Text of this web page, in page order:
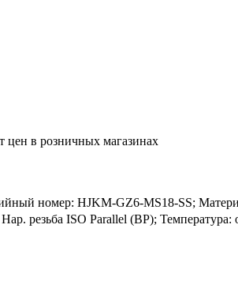
цен в розничных магазинах
номер: HJKM-GZ6-MS18-SS;
резьба ISO Parallel (BP);